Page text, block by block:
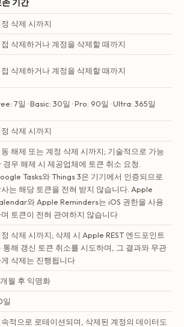
삭제 시까지
접 삭제하거나 계정을 삭제할 때까지
접 삭제하거나 계정을 삭제할 때까지
7일 · Basic: 30일 · Pro: 90일 · Ultra: 365일
삭제 시까지
동 해제 또는 계정 삭제 시까지; 기술적으로 가능
경우 해제 시 제공업체에 토큰 취소 요청.
Tasks와 Things 3은 기기에서 인증되므로
사는 해당 토큰을 전혀 받지 않습니다. Apple
와 Apple Reminders는 iOS 권한을 사용
토큰이 전혀 관여하지 않습니다
정 삭제 시까지; 삭제 시 Apple REST 엔드포인트
통해 갱신 토큰 취소를 시도하며, 그 결과와 무관
삭제는 진행됩니다
개월 후 익명화
일
속적으로 로테이션되며, 삭제된 계정의 데이터도